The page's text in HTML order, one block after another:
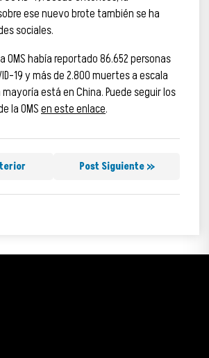
ese nuevo brote también se ha
sociales.
OMS había reportado 86.652 personas
19 y más de 2.800 muertes a escala
está en China. Puede seguir los
la OMSen este enlace.
Post Siguiente »